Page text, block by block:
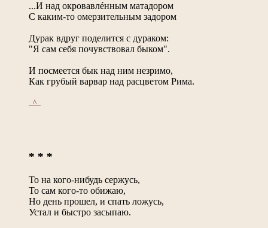
...И над окровавлéнным матадором
С каким-то омерзительным задором
Дурак вдруг поделится с дураком:
"Я сам себя почувствовал быком".
И посмеется бык над ним незримо,
Как грубый варвар над расцветом Рима.
_^_
* * *
То на кого-нибудь сержусь,
То сам кого-то обижаю,
Но день прошел, и спать ложусь,
Устал и быстро засыпаю.